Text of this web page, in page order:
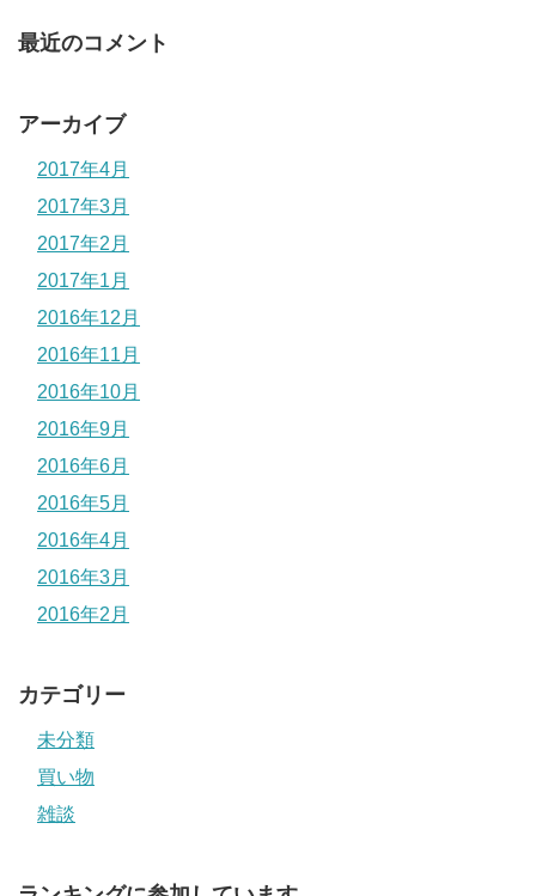
最近のコメント
アーカイブ
2017年4月
2017年3月
2017年2月
2017年1月
2016年12月
2016年11月
2016年10月
2016年9月
2016年6月
2016年5月
2016年4月
2016年3月
2016年2月
カテゴリー
未分類
買い物
雑談